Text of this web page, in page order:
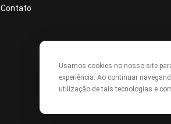
Contato
Usamos cookies no nosso site
experiência. Ao continuar
utilização de tais tecnologias e